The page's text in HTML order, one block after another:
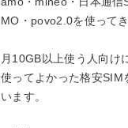
MO・povo2.0を使ってき
月10GB以上使う人向け
使ってよかった格安SIM
います。